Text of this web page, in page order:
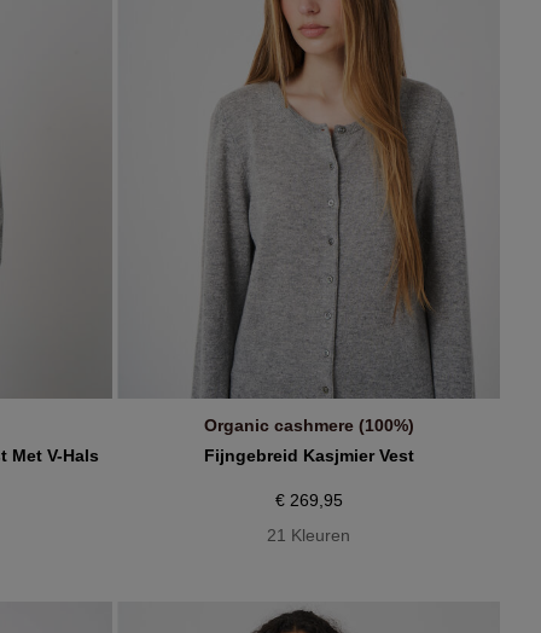
Met V-Hals
IN WINKELMANDJE
Organic cashmere (100%)
Fijngebreid Kasjmier Vest
€ 269,95
21 Kleuren